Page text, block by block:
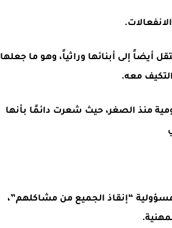
أيضاً إلى أبنائها وراثياً، وهو ما جعلها
معه.
منذ الصغر، حيث شعرت دائمًا بأنها
“إنقاذ الجميع من مشاكلهم”،